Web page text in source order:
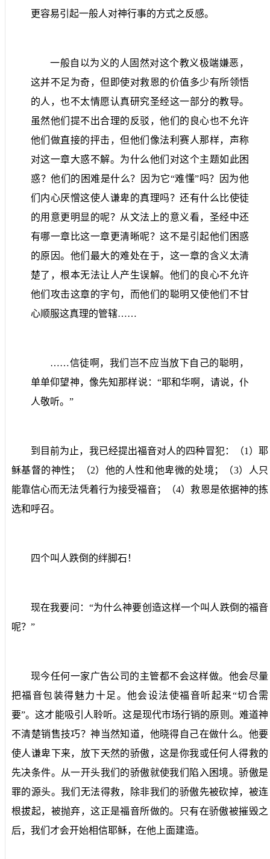
更容易引起一般人对神行事的方式之反感。
一般自以为义的人固然对这个教义极端嫌恶，
这并不足为奇，但即使对救恩的价值多少有所领悟
的人，也不太情愿认真研究圣经这一部分的教导。
虽然他们提不出合理的反驳，他们的良心也不允许
他们做直接的抨击，但他们像法利赛人那样，声称
对这一章大惑不解。为什么他们对这个主题如此困
惑？他们的困难是什么？因为它“难懂”吗？因为他
们内心厌憎这使人谦卑的真理吗？还有什么比使徒
的用意更明显的呢？从文法上的意义看，圣经中还
有哪一章比这一章更清晰呢？这不是引起他们困惑
的原因。他们最大的难处在于，这一章的含义太清
楚了，根本无法让人产生误解。他们的良心不允许
他们攻击这章的字句，而他们的聪明又使他们不甘
心顺服这真理的管辖……
……信徒啊，我们岂不应当放下自己的聪明，
单单仰望神，像先知那样说：“耶和华啊，请说，仆
人敬听。”
到目前为止，我已经提出福音对人的四种冒犯：（1 ）耶
稣基督的神性；（2）他的人性和他卑微的处境；（3）人只
能靠信心而无法凭着行为接受福音；（4）救恩是依据神的拣
选和呼召。
四个叫人跌倒的绊脚石！
现在我要问：“为什么神要创造这样一个叫人跌倒的福音
呢？”
现今任何一家广告公司的主管都不会这样做。他会尽量
把福音包装得魅力十足。他会设法使福音听起来“切合需
要”。这才能吸引人聆听。这是现代市场行销的原则。难道神
不清楚销售技巧？神当然知道，他晓得自己在做什么。他要
使人谦卑下来，放下天然的骄傲，这是你我或任何人得救的
先决条件。从一开头我们的骄傲就使我们陷入困境。骄傲是
罪的源头。我们无法得救，除非我们的骄傲先被砍掉，被连
根拔起，被抛弃，这正是福音所做的。只有在骄傲被摧毁之
后，我们才会开始相信耶稣，在他上面建造。